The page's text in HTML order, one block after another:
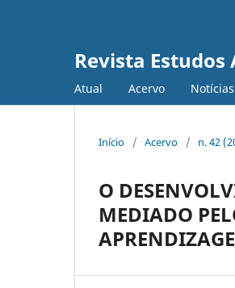
Revista
Atual Acervo Notícias
Início / Acervo / n. 42
O
MEDIADO